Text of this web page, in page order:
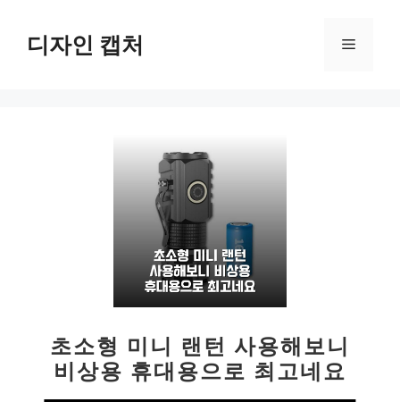
디자인 캡처 메
초소형 미니 랜턴 사용해보니
비상용 휴대용으로 최고네요